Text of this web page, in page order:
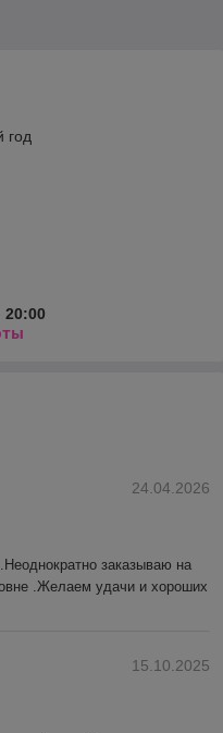
год
20:00
24.04.2026
заказываю на
.Желаем удачи и хороших
15.10.2025